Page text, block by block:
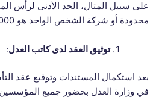
على سبيل المثال، الحد الأدنى لرأس
محدودة أو شركة الشخص الواحد هو 1000 دينار كويتي.
توثيق العقد لدى كاتب العدل:
بعد استكمال المستندات وتوقيع عقد
في وزارة العدل بحضور جميع